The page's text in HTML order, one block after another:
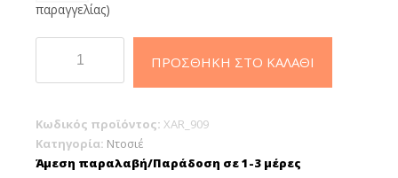
παραγγελίας)
ντοσιέ
25x35cm
Λαχανί
ΠΡΟΣΘΉΚΗ ΣΤΟ ΚΑΛΆΘΙ
Κωδικός προϊόντος: XAR_909
Κατηγορία: Ντοσιέ
Άμεση παραλαβή/Παράδοση σε 1-3 μέρες